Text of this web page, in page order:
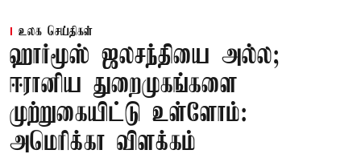
உலக செய்திகள்
ஹார்மூஸ் ஜலசந்தியை அல்ல;
ஈரானிய துறைமுகங்களை
முற்றுகையிட்டு உள்ளோம்:
அமெரிக்கா விளக்கம்